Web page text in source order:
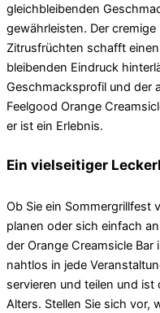
gleichbleibenden
gewährleisten. Der
Zitrusfrüchten schafft
bleibenden Eindruck
Geschmacksprofil und der
Feelgood Orange
er ist ein Erlebnis.
Ein vielseitiger
Ob Sie ein Sommergrillfest
planen oder sich einfach
der Orange Creamsicle
nahtlos in jede
servieren und teilen und ist
Alters. Stellen Sie sich vor,